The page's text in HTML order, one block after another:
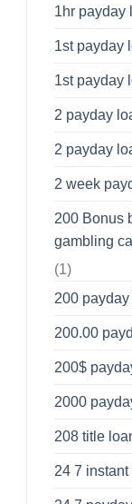
1hr payday
1st payday
1st payday
2 payday
2 payday
2 week
200 Bonus
gambling
(1)
200
200.00
200$
2000
208 title
24 7